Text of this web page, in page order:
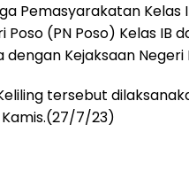
Pemasyarakatan
Poso (PN Poso) Kelas
Kejaksaan Negeri
tersebut
7/23)